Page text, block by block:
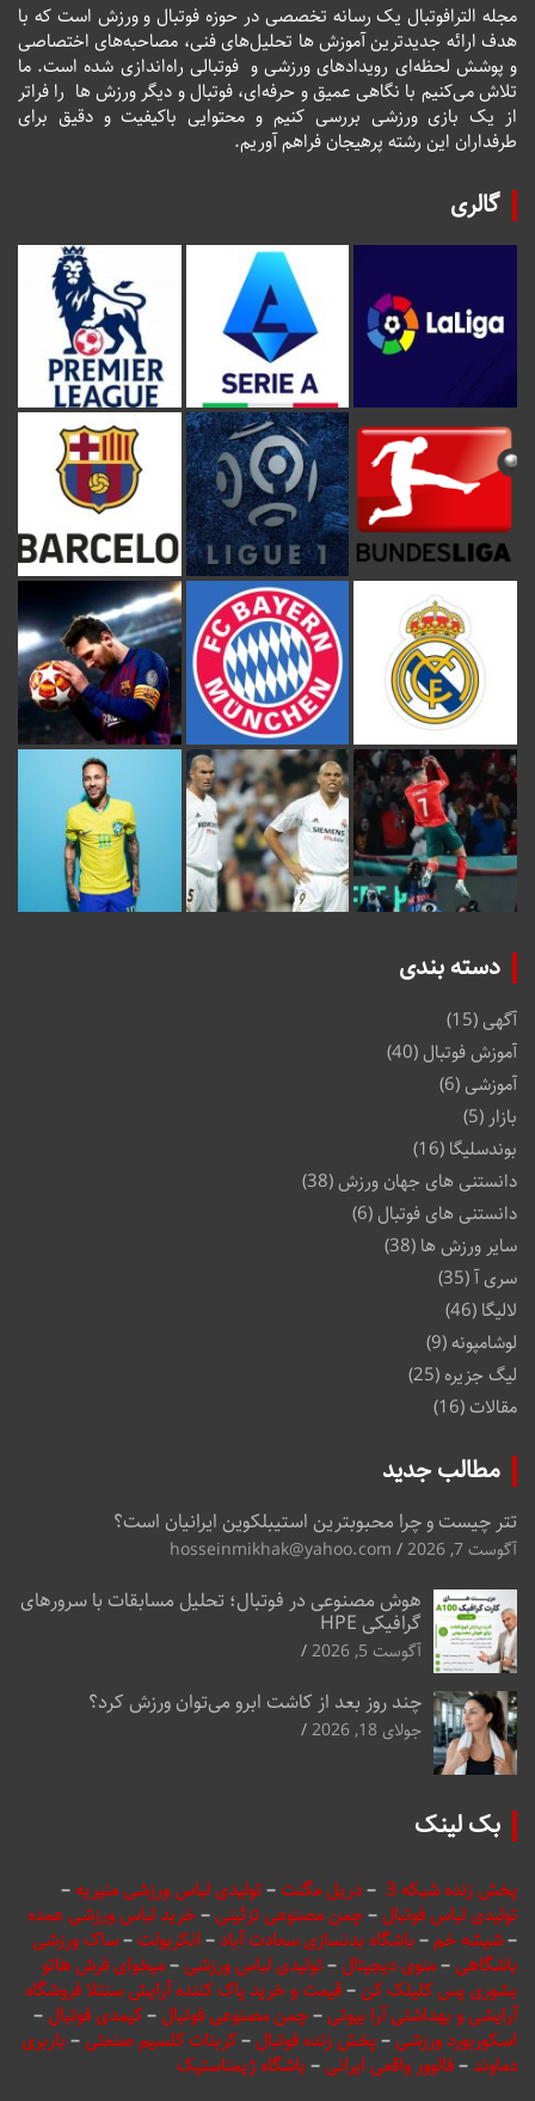
مجله الترافوتبال یک رسانه تخصصی در حوزه فوتبال و ورزش است که با
هدف ارائه جدیدترین آموزش ها تحلیل‌های فنی، مصاحبه‌های اختصاصی
و پوشش لحظه‌ای رویدادهای ورزشی و فوتبالی راه‌اندازی شده است. ما
تلاش می‌کنیم با نگاهی عمیق و حرفه‌ای، فوتبال و دیگر ورزش ها را فراتر
از یک بازی ورزشی بررسی کنیم و محتوایی باکیفیت و دقیق برای
طرفداران این رشته پرهیجان فراهم آوریم.
گالری
دسته بندی
آگهی(15)
آموزش فوتبال (40)
آموزشی(6)
بازار (5)
بوندسلیگا (16)
دانستنی های جهان ورزش(38)
دانستنی های فوتبال (6)
سایر ورزش ها (38)
سری آ(35)
لالیگا (46)
لوشامپونه(9)
لیگ جزیره (25)
مقالات(16)
مطالب جدید
تتر چیست و چرا محبوبترین استیبلکوین ایرانیان است؟
آگوست 7, 2026 hosseinmikhak@yahoo.com
هوش مصنوعی در فوتبال؛ تحلیل مسابقات با سرورهای
گرافیکی HPE
آگوست 5, 2026
چند روز بعد از کاشت ابرو می‌توان ورزش کرد؟
جولای 18, 2026
بک لینک
پخش زنده شبکه 3 –دریل مگنت–تولیدی لباس ورزشی منیریه–
تولیدی لباس فوتبال –چمن مصنوعی تزئینی –خرید لباس ورزشی عمده
–شیشه خم–باشگاه بدنسازی سعادت آباد – انکربولت–ساک ورزشی
باشگاهی –منوی دیجیتال –تولیدی لباس ورزشی –میخوای فرش هاتو
بشوری پس کلیلک کن –قیمت و خرید پاک کننده آرایش سنتلا فروشگاه
آرایشی و بهداشتی آرا بیوتی –چمن مصنوعی فوتبال –کیمدی فوتبال –
اسکوربورد ورزشی –پخش زنده فوتبال –کربنات کلسیم صنعتی –باربری
دماوند–فالوور واقعی ایرانی –باشگاه ژیمناستیک